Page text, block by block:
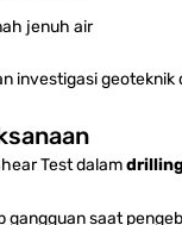
jenuh air
investigasi geoteknik
Test dalam
gangguan saat